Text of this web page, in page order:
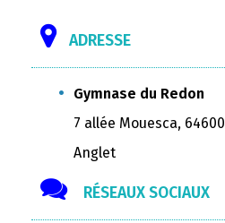
ADRESSE
Gymnase du Redon
7 allée Mouesca, 64600
Anglet
RÉSEAUX SOCIAUX